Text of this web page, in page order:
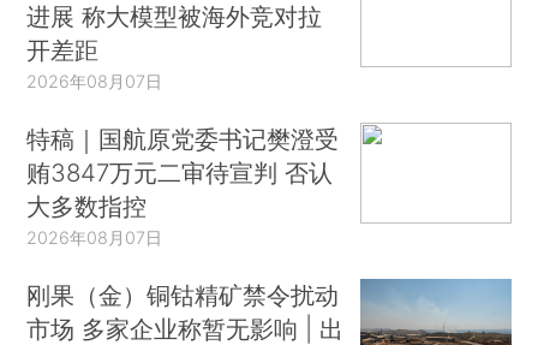
进展 称大模型被海外竞对拉
开差距
2026年08月07日
特稿｜国航原党委书记樊澄受
贿3847万元二审待宣判 否认
大多数指控
2026年08月07日
刚果（金）铜钴精矿禁令扰动
市场 多家企业称暂无影响 | 出